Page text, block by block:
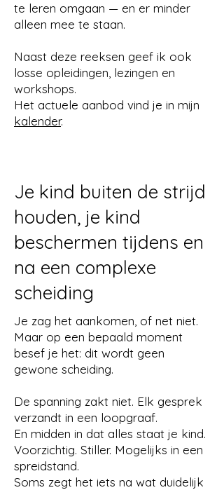
te leren omgaan — en er minder
alleen mee te staan.
Naast deze reeksen geef ik ook
losse opleidingen, lezingen en
workshops.
Het actuele aanbod vind je in mijn
kalender.
Je kind buiten de strijd
houden, je kind
beschermen tijdens en
na een complexe
scheiding
Je zag het aankomen, of net niet.
Maar op een bepaald moment
besef je het: dit wordt geen
gewone scheiding.
De spanning zakt niet. Elk gesprek
verzandt in een loopgraaf.
En midden in dat alles staat je kind.
Voorzichtig. Stiller. Mogelijks in een
spreidstand.
Soms zegt het iets na wat duidelijk